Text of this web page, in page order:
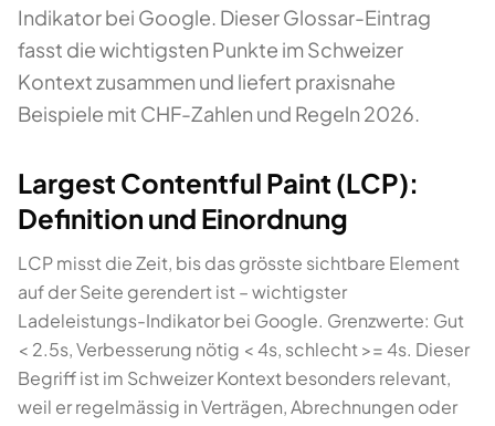
Indikator bei Google. Dieser Glossar-Eintrag
fasst die wichtigsten Punkte im Schweizer
Kontext zusammen und liefert praxisnahe
Beispiele mit CHF-Zahlen und Regeln 2026.
Largest Contentful Paint (LCP):
Definition und Einordnung
LCP misst die Zeit, bis das grösste sichtbare Element
auf der Seite gerendert ist – wichtigster
Ladeleistungs-Indikator bei Google. Grenzwerte: Gut
< 2.5s, Verbesserung nötig < 4s, schlecht >= 4s. Dieser
Begriff ist im Schweizer Kontext besonders relevant,
weil er regelmässig in Verträgen, Abrechnungen oder